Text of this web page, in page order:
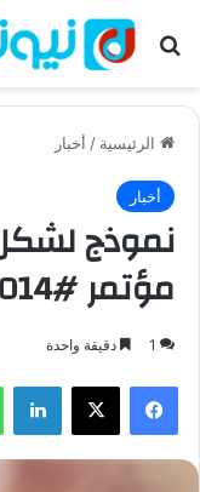
بحث عن
الرئيسية / أخبار
أخبار
مؤتمر #IFA2014
1 دقيقة واحدة
فيسبوك لينكدإن